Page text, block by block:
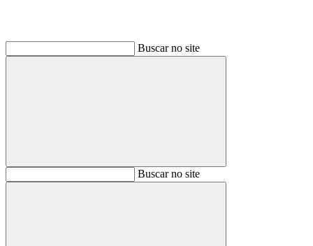
Buscar no site
BuscarBuscar no site